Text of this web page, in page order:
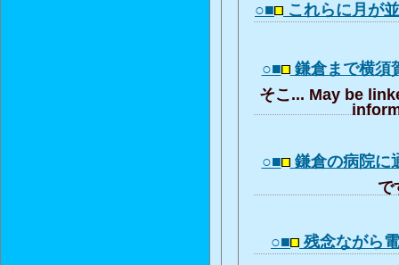
○■ これらに月が
○■ 鎌倉まで横
そこ... May be
○■ 鎌倉の病院
で
○■ 残念ながら